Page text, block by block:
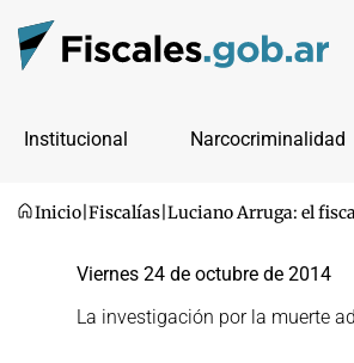
Institucional Narcocriminalidad
Inicio Fiscalías Luciano Arruga: el
Viernes 24 de octubre de 2014
La investigación por la muerte